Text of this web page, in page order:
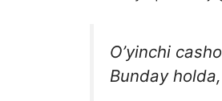
O’yinchi
Bunday